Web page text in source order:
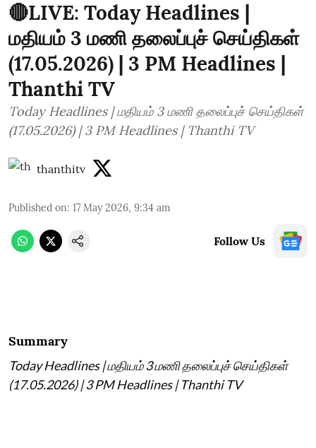
🔴LIVE: Today Headlines |
மதியம் 3 மணி தலைப்புச் செய்திகள்
(17.05.2026) | 3 PM Headlines |
Thanthi TV
Today Headlines | மதியம் 3 மணி தலைப்புச் செய்திகள்
(17.05.2026) | 3 PM Headlines | Thanthi TV
thanthitv
Published on: 17 May 2026, 9:34 am
Follow Us
Summary
Today Headlines | மதியம் 3 மணி தலைப்புச் செய்திகள்
(17.05.2026) | 3 PM Headlines | Thanthi TV